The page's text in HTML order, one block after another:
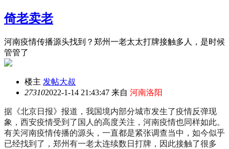
倚老卖老
河南疫情传播源头找到？郑州一老太太打牌接触多人，是时候
管管了
楼主 发帖大叔
273102022-1-14 21:43:47 来自 河南洛阳
据《北京日报》报道，我国境内部分城市发生了疫情反弹现
象，西安疫情受到了国人的高度关注，河南疫情也同样如此。
有关河南疫情传播的源头，一直都是紧张调查当中，如今似乎
已经找到了，郑州有一老太连续数日打牌，因此接触了很多